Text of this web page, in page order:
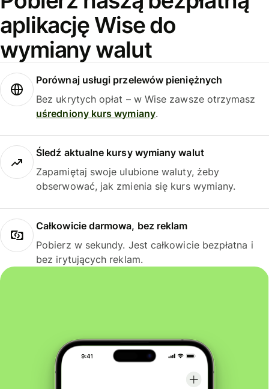
aplikację Wise do
wymiany walut
Porównaj usługi przelewów pieniężnych
Bez ukrytych opłat – w Wise zawsze otrzymasz
uśredniony kurs wymiany.
Śledź aktualne kursy wymiany walut
Zapamiętaj swoje ulubione waluty, żeby
obserwować, jak zmienia się kurs wymiany.
Całkowicie darmowa, bez reklam
Pobierz w sekundy. Jest całkowicie bezpłatna i
bez irytujących reklam.